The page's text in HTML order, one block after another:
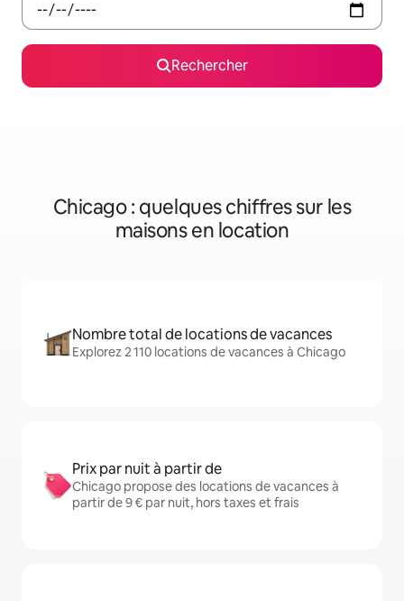
Rechercher
Chicago : quelques chiffres sur les
maisons en location
Nombre total de locations de vacances
Explorez 2 110 locations de vacances à Chicago
Prix par nuit à partir de
Chicago propose des locations de vacances à
partir de 9 € par nuit, hors taxes et frais